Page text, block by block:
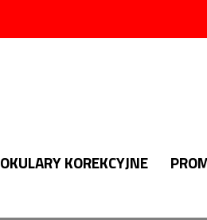
OKULARY KOREKCYJNE